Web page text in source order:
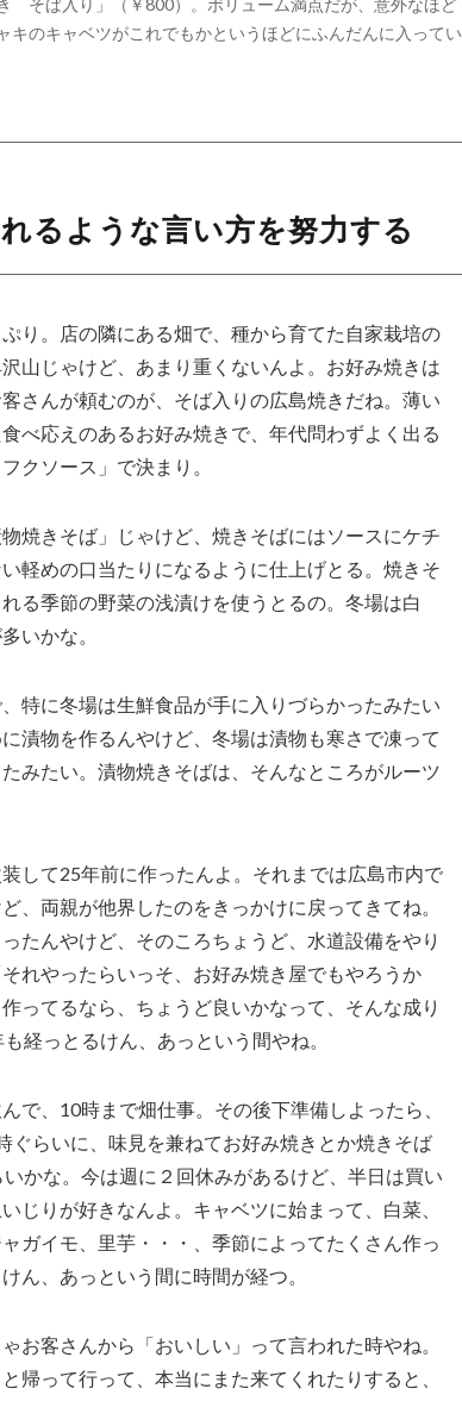
そば入り」（￥800）。ボリューム満点だが、意外なほど
キのキャベツがこれでもかというほどにふんだんに入ってい
るような言い方を努力する
り。店の隣にある畑で、種から育てた自家栽培の
山じゃけど、あまり重くないんよ。お好み焼きは
さんが頼むのが、そば入りの広島焼きだね。薄い
べ応えのあるお好み焼きで、年代問わずよく出る
クソース」で決まり。
焼きそば」じゃけど、焼きそばにはソースにケチ
軽めの口当たりになるように仕上げとる。焼きそ
る季節の野菜の浅漬けを使うとるの。冬場は白
いかな。
特に冬場は生鮮食品が手に入りづらかったみたい
漬物を作るんやけど、冬場は漬物も寒さで凍って
みたい。漬物焼きそばは、そんなところがルーツ
して25年前に作ったんよ。それまでは広島市内で
、両親が他界したのをきっかけに戻ってきてね。
たんやけど、そのころちょうど、水道設備をやり
れやったらいっそ、お好み焼き屋でもやろうか
ってるなら、ちょうど良いかなって、そんな成り
経っとるけん、あっという間やね。
で、10時まで畑仕事。その後下準備しよったら、
ぐらいに、味見を兼ねてお好み焼きとか焼きそば
かな。今は週に２回休みがあるけど、半日は買い
じりが好きなんよ。キャベツに始まって、白菜、
ガイモ、里芋・・・、季節によってたくさん作っ
ん、あっという間に時間が経つ。
客さんから「おいしい」って言われた時やね。
帰って行って、本当にまた来てくれたりすると、